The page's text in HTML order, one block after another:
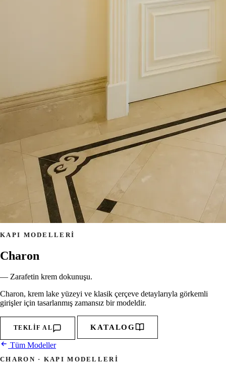
KAPI MODELLERI
Charon
— Zarafetin krem dokunuşu.
Charon, krem lake yüzeyi ve klasik çerçeve detaylarıyla görkemli
girişler için tasarlanmış zamansız bir modeldir.
TEKLIF AL KATALOG
Tüm Modeller
CHARON · KAPI MODELLERI